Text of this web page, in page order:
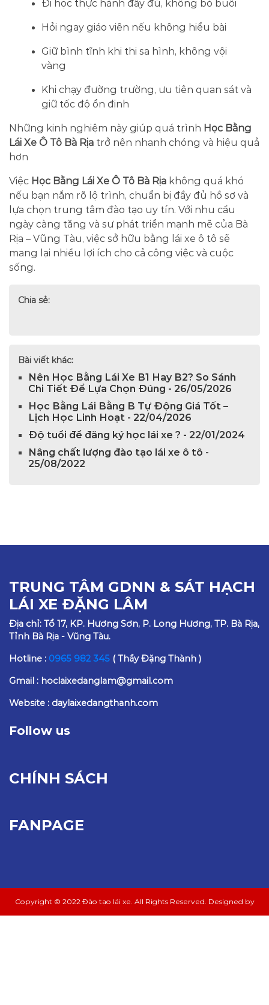
Đi học thực hành đầy đủ, không bỏ buổi
Hỏi ngay giáo viên nếu không hiểu bài
Giữ bình tĩnh khi thi sa hình, không vội
vàng
Khi chạy đường trường, ưu tiên quan sát và
giữ tốc độ ổn định
Những kinh nghiệm này giúp quá trình Học Bằng
Lái Xe Ô Tô Bà Rịa trở nên nhanh chóng và hiệu quả
hơn
Việc Học Bằng Lái Xe Ô Tô Bà Rịa không quá khó
nếu bạn nắm rõ lộ trình, chuẩn bị đầy đủ hồ sơ và
lựa chọn trung tâm đào tạo uy tín. Với nhu cầu
ngày càng tăng và sự phát triển mạnh mẽ của Bà
Rịa – Vũng Tàu, việc sở hữu bằng lái xe ô tô sẽ
mang lại nhiều lợi ích cho cả công việc và cuộc
sống.
Chia sẻ:
Bài viết khác:
Nên Học Bằng Lái Xe B1 Hay B2? So Sánh
Chi Tiết Để Lựa Chọn Đúng - 26/05/2026
Học Bằng Lái Bằng B Tự Động Giá Tốt –
Lịch Học Linh Hoạt - 22/04/2026
Độ tuổi để đăng ký học lái xe ? - 22/01/2024
Nâng chất lượng đào tạo lái xe ô tô -
25/08/2022
TRUNG TÂM GDNN & SÁT HẠCH
LÁI XE ĐẶNG LÂM
Địa chỉ: Tổ 17, KP. Hương Sơn, P. Long Hương, TP. Bà Rịa,
Tỉnh Bà Rịa - Vũng Tàu.
Hotline : 0965 982 345 ( Thầy Đặng Thành )
Gmail : hoclaixedanglam@gmail.com
Website : daylaixedangthanh.com
Follow us
CHÍNH SÁCH
FANPAGE
Copyright © 2022 Đào tạo lái xe. All Rights Reserved. Designed by